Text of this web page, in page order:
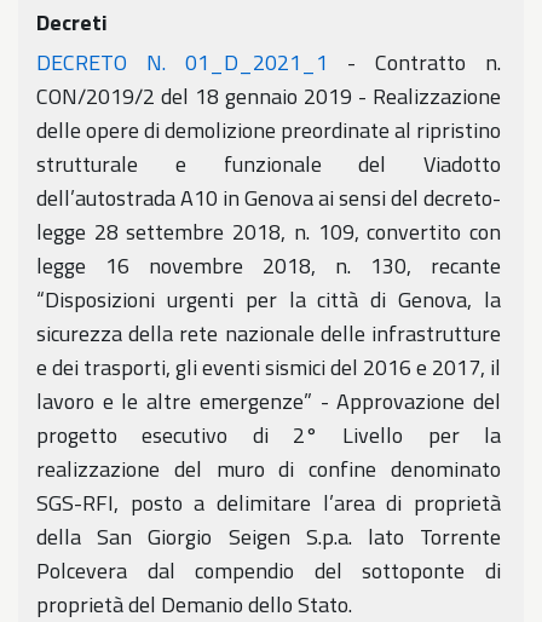
Decreti
DECRETO N. 01_D_2021_1 - Contratto n.
CON/2019/2 del 18 gennaio 2019 - Realizzazione
delle opere di demolizione preordinate al ripristino
strutturale e funzionale del Viadotto
dell’autostrada A10 in Genova ai sensi del decreto-
legge 28 settembre 2018, n. 109, convertito con
legge 16 novembre 2018, n. 130, recante
“Disposizioni urgenti per la città di Genova, la
sicurezza della rete nazionale delle infrastrutture
e dei trasporti, gli eventi sismici del 2016 e 2017, il
lavoro e le altre emergenze” - Approvazione del
progetto esecutivo di 2° Livello per la
realizzazione del muro di confine denominato
SGS-RFI, posto a delimitare l’area di proprietà
della San Giorgio Seigen S.p.a. lato Torrente
Polcevera dal compendio del sottoponte di
proprietà del Demanio dello Stato.